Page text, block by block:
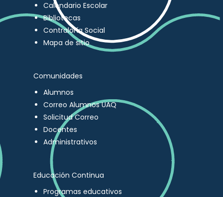
Calendario Escolar
Bibliotecas
Contraloría Social
Mapa de sitio
Comunidades
Alumnos
Correo Alumnos UAQ
Solicitud Correo
Docentes
Administrativos
Educación Continua
Programas educativos